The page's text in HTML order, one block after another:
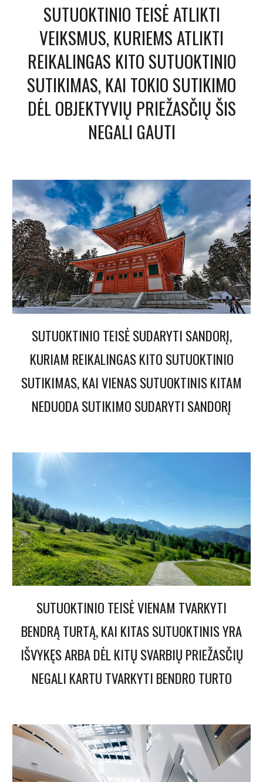
SUTUOKTINIO TEISĖ ATLIKTI
VEIKSMUS, KURIEMS ATLIKTI
REIKALINGAS KITO SUTUOKTINIO
SUTIKIMAS, KAI TOKIO SUTIKIMO
DĖL OBJEKTYVIŲ PRIEŽASČIŲ ŠIS
NEGALI GAUTI
SUTUOKTINIO TEISĖ SUDARYTI SANDORĮ,
KURIAM REIKALINGAS KITO SUTUOKTINIO
SUTIKIMAS, KAI VIENAS SUTUOKTINIS KITAM
NEDUODA SUTIKIMO SUDARYTI SANDORĮ
SUTUOKTINIO TEISĖ VIENAM TVARKYTI
BENDRĄ TURTĄ, KAI KITAS SUTUOKTINIS YRA
IŠVYKĘS ARBA DĖL KITŲ SVARBIŲ PRIEŽASČIŲ
NEGALI KARTU TVARKYTI BENDRO TURTO